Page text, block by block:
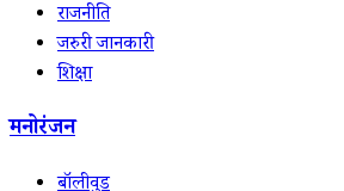
राजनीति
जरुरी जानकारी
शिक्षा
मनोरंजन